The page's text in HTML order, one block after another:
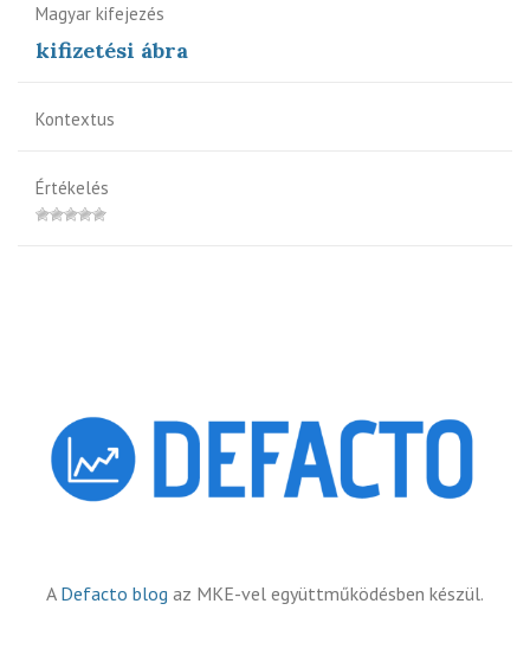
Magyar kifejezés
kifizetési ábra
Kontextus
Értékelés
A Defacto blog az MKE-vel együttműködésben készül.